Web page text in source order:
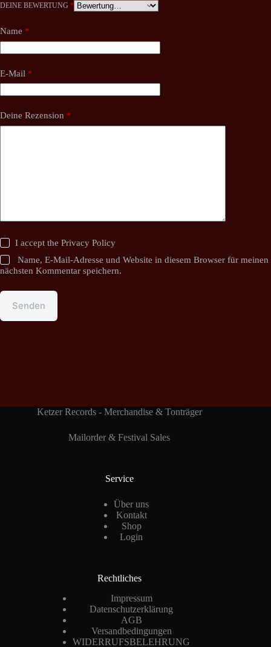
DEINE BEWERTUNG *
Name *
E-Mail *
Deine Rezension *
I accept thePrivacy Policy
Name, E-Mail-Adresse und Website in diesem Browser für meinen
nächsten Kommentar speichern.
Senden
Ketzer Records - Merchandise & Tonträger
Mailorder & Festival Sales
Service
Über uns
Kontakt
Shop
Login
Rechtliches
Impressum
Datenschutzerklärung
AGB
Versandbedingungen
WIDERRUFSBELEHRUNG